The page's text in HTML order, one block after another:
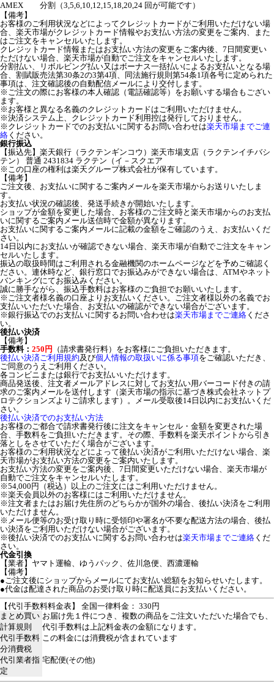
AMEX
分割（3,5,6,10,12,15,18,20,24 回が可能です）
【備考】
お客様のご利用状況などによってクレジットカードがご利用いただけない場
合、楽天市場がクレジットカード情報やお支払い方法の変更をご案内、また
はご注文をキャンセルいたします。
クレジットカード情報またはお支払い方法の変更をご案内後、7日間変更い
ただけない場合、楽天市場が自動でご注文をキャンセルいたします。
分割払い、リボルビング払い又はボーナス一括払いによるお支払いとなる場
合、割賦販売法第30条2の3第4項、同法施行規則第54条1項各号に定められた
事項は、注文確認後の自動配信メールにより交付します。
※ご注文の際にお客様の本人確認（電話確認等）をお願いする場合もござい
ます。
※お客様と異なる名義のクレジットカードはご利用いただけません。
※決済システム上、クレジットカード利用控は発行しておりません。
※クレジットカードでのお支払いに関するお問い合わせは楽天市場までご連
絡 ください。
銀行振込
【振込先】楽天銀行（ラクテンギンコウ）楽天市場支店（ラクテンイチバシ
テン） 普通 2431834 ラクテン（イ－スクエア
※この口座の権利は楽天グループ株式会社が保有しています。
【備考】
ご注文後、お支払いに関するご案内メールを楽天市場からお送りいたしま
す。
お支払い状況の確認後、発送手続きが開始いたします。
ショップが金額を変更した場合、お客様のご注文時と楽天市場からのお支払
いに関するご案内メール送信時で金額が異なります。
お支払いに関するご案内メールに記載の金額をご確認のうえ、お支払いくだ
さい。
14日以内にお支払いが確認できない場合、楽天市場が自動でご注文をキャン
セルいたします。
振込の取扱時間はご利用される金融機関のホームページなどを予めご確認く
ださい。連休時など、銀行窓口でお振込みができない場合は、ATMやネット
バンキングにてお振込みください。
誠に勝手ながら、振込手数料はお客様のご負担でお願いいたします。
※ご注文者様名義の口座よりお支払いください。ご注文者様以外の名義でお
支払いいただいた場合、お支払いの確認ができない場合がございます。
※銀行振込でのお支払いに関するお問い合わせは楽天市場までご連絡 くださ
い。
後払い決済
【備考】
手数料： 250円
（請求書発行料）をお客様にご負担いただきます。
後払い決済ご利用規約及び個人情報の取扱いに係る事項をご確認いただき、
ご同意のうえご利用ください。
各コンビニまたは銀行でお支払いいただけます。
商品発送後、注文者メールアドレスに対してお支払い用バーコード付きの請
求のご案内メールを送付します（楽天市場の指示に基づき株式会社ネットプ
ロテクションズよりご請求します）。メール受取後14日以内にお支払いくだ
さい。
後払い決済でのお支払い方法
お客様のご都合で請求書発行後に注文をキャンセル・金額を変更された場
合、手数料をご負担いただきます。その際、手数料を楽天ポイントから引き
落としをさせていただく場合がございます。
お客様のご利用状況などによって後払い決済がご利用いただけない場合、楽
天市場がお支払い方法の変更をご案内いたします。
お支払い方法の変更をご案内後、7日間変更いただけない場合、楽天市場が
自動でご注文をキャンセルいたします。
※54,000円（税込）以上のご注文にはご利用いただけません。
※楽天会員以外のお客様にはご利用いただけません。
※注文者またはお届け先住所のどちらかが国外の場合、後払い決済をご利用
いただけません。
※メール便等のお受け取り時に受領印や署名が不要な配送方法の場合、後払
い決済をご利用いただけない場合がございます。
※後払い決済でのお支払いに関するお問い合わせは楽天市場までご連絡 くだ
さい。
代金引換
【業者】ヤマト運輸、ゆうパック、佐川急便、西濃運輸
【備考】
●ご注文後にショップからメールにてお支払い総額をお知らせいたします。
●代金は配達された商品のお受け取り時に配送員にお支払いください。
【代引手数料料金表】 全国一律料金： 330円
まとめ買い
計算規則
お届け先１件につき、複数の商品をご注文いただいた場合でも、
代引手数料は上記料金表の金額になります。
代引手数料
分消費税
この料金には消費税が含まれています
代引業者指
定
宅配便(その他)